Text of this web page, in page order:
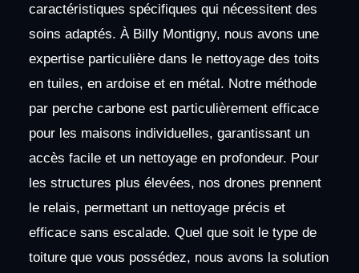
caractéristiques spécifiques qui nécessitent des
soins adaptés. À Billy Montigny, nous avons une
expertise particulière dans le nettoyage des toits
en tuiles, en ardoise et en métal. Notre méthode
par perche carbone est particulièrement efficace
pour les maisons individuelles, garantissant un
accès facile et un nettoyage en profondeur. Pour
les structures plus élevées, nos drones prennent
le relais, permettant un nettoyage précis et
efficace sans escalade. Quel que soit le type de
toiture que vous possédez, nous avons la solution